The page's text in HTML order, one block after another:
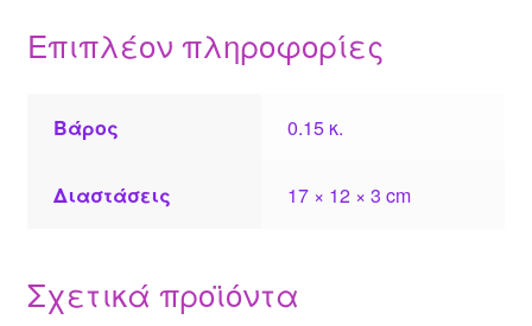
Επιπλέον πληροφορίες
Βάρος 0.15 κ.
Διαστάσεις 17 × 12 × 3 cm
Σχετικά προϊόντα